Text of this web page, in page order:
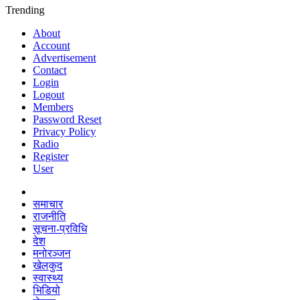
Trending
About
Account
Advertisement
Contact
Login
Logout
Members
Password Reset
Privacy Policy
Radio
Register
User
समाचार
राजनीति
सूचना-प्रविधि
देश
मनोरञ्जन
खेलकुद
स्वास्थ्य
भिडियो